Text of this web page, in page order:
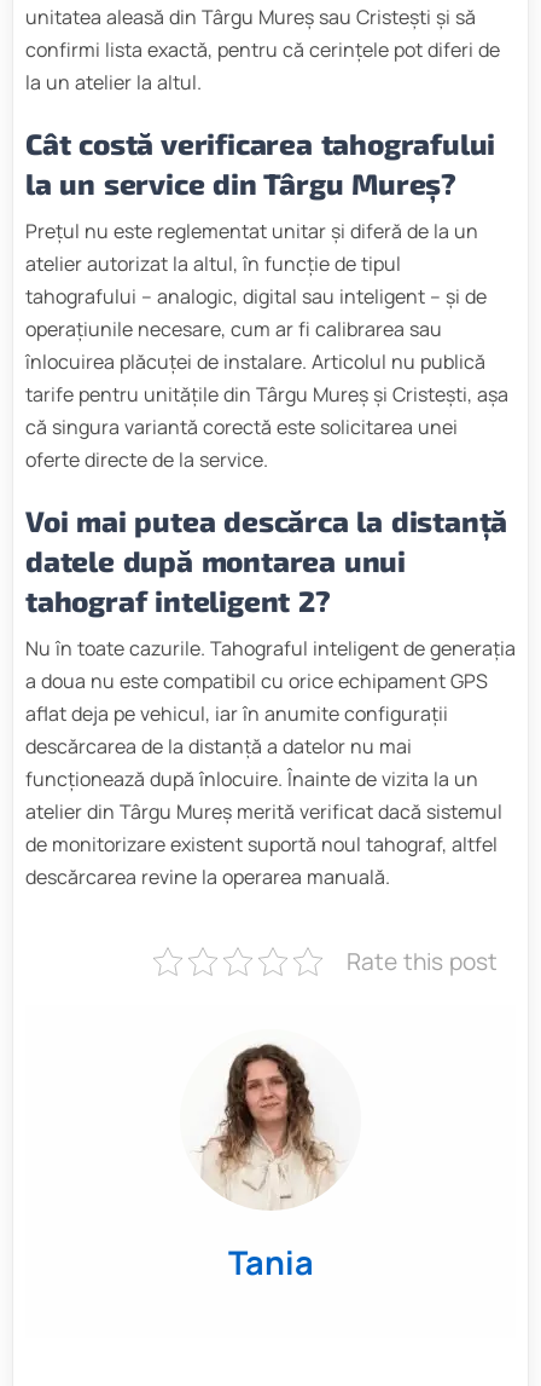
unitatea aleasă din Târgu Mureș sau Cristești și să
confirmi lista exactă, pentru că cerințele pot diferi de
la un atelier la altul.
Cât costă verificarea tahografului
la un service din Târgu Mureș?
Prețul nu este reglementat unitar și diferă de la un
atelier autorizat la altul, în funcție de tipul
tahografului – analogic, digital sau inteligent – și de
operațiunile necesare, cum ar fi calibrarea sau
înlocuirea plăcuței de instalare. Articolul nu publică
tarife pentru unitățile din Târgu Mureș și Cristești, așa
că singura variantă corectă este solicitarea unei
oferte directe de la service.
Voi mai putea descărca la distanță
datele după montarea unui
tahograf inteligent 2?
Nu în toate cazurile. Tahograful inteligent de generația
a doua nu este compatibil cu orice echipament GPS
aflat deja pe vehicul, iar în anumite configurații
descărcarea de la distanță a datelor nu mai
funcționează după înlocuire. Înainte de vizita la un
atelier din Târgu Mureș merită verificat dacă sistemul
de monitorizare existent suportă noul tahograf, altfel
descărcarea revine la operarea manuală.
Rate this post
Tania